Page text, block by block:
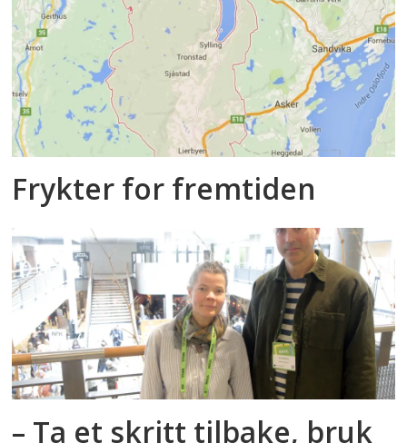
Frykter for fremtiden
– Ta et skritt tilbake, bruk